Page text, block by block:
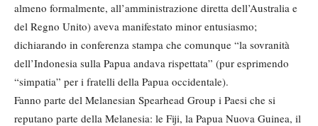
almeno formalmente, all’amministrazione diretta dell’Australia e
del Regno Unito) aveva manifestato minor entusiasmo;
dichiarando in conferenza stampa che comunque “la sovranità
dell’Indonesia sulla Papua andava rispettata” (pur esprimendo
“simpatia” per i fratelli della Papua occidentale).
Fanno parte del Melanesian Spearhead Group i Paesi che si
reputano parte della Melanesia: le Fiji, la Papua Nuova Guinea, il